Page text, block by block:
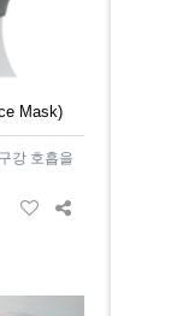
Mask)
강 호흡을